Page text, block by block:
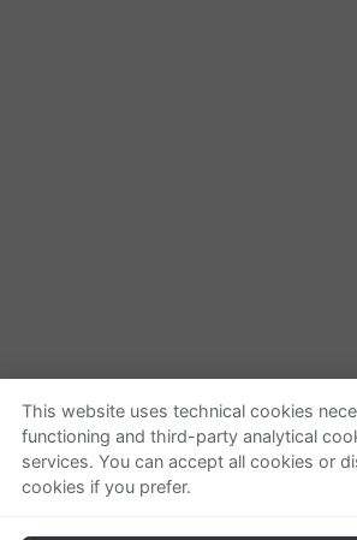
Quienes somos
Empresa
Ayuda
This website uses technical cookies
functioning and third-party analytical
services. You can accept all cookies or
cookies if you prefer.